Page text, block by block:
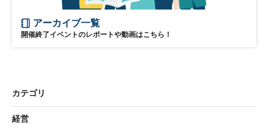
アーカイブ一覧
開催終了イベントのレポートや動画はこちら！
カテゴリ
経営